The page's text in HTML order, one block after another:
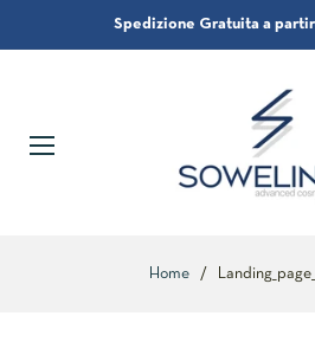
Spedizione Gratuita a
Home /